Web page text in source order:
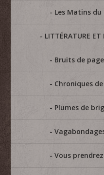
Les Matins du
LITTÉRATURE ET
Bruits de
Chroniques
Plumes de
Vous